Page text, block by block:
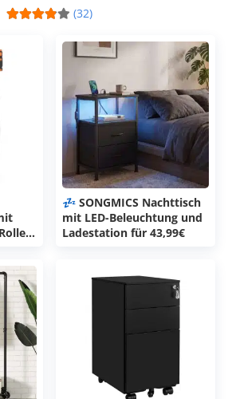
(32)
💤 SONGMICS Nachttisch
mit LED-Beleuchtung und
Ladestation für 43,99€